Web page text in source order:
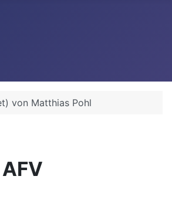
von Matthias Pohl